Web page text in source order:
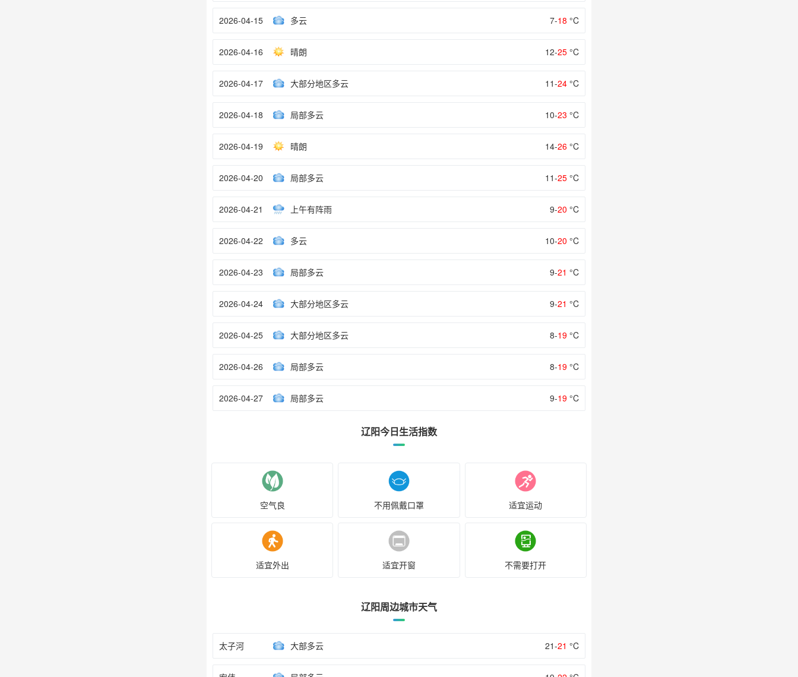
2026-04-15 多云 7-18 °C
2026-04-16 晴朗 12-25 °C
2026-04-17 大部分地区多云 11-24 °C
2026-04-18 局部多云 10-23 °C
2026-04-19 晴朗 14-26 °C
2026-04-20 局部多云 11-25 °C
2026-04-21 上午有阵雨 9-20 °C
2026-04-22 多云 10-20 °C
2026-04-23 局部多云 9-21 °C
2026-04-24 大部分地区多云 9-21 °C
2026-04-25 大部分地区多云 8-19 °C
2026-04-26 局部多云 8-19 °C
2026-04-27 局部多云 9-19 °C
辽阳今日生活指数
空气良 不用佩戴口罩 适宜运动
适宜外出 适宜开窗 不需要打开
辽阳周边城市天气
太子河 大部多云 21-21 °C